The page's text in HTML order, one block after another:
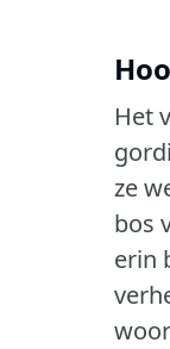
Het
ze
bos
erin